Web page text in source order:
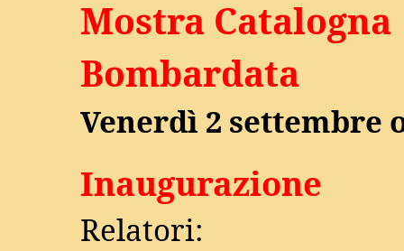
Mostra Catalogna
Bombardata
Venerdì 2 settembre
Inaugurazione
Relatori: